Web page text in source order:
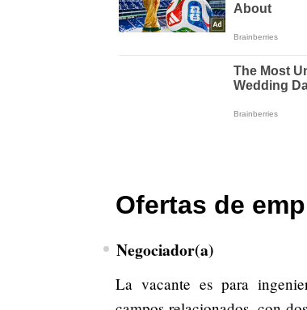
Ofertas de
Negociador(a)
La vacante es para